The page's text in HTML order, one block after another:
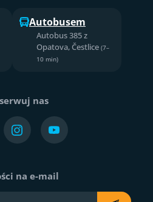
Autobusem
Autobus 385 z
Opatova, Čestlice (7–
10 min)
nas
na e-mail